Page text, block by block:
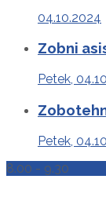
04.10.2024
Zobni
Petek,
Petek,
8.00 - 9.30